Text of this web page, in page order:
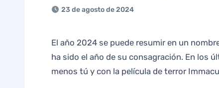
23 de agosto de 2024
El año 2024 se puede resumir en un nombre: Sydney Sweeney. Aunque la actriz de 26 años lleva siendo conocida desde su papel en Euphoria, este
ha sido el año de su consagración. En los
menos tú y con la película de terror